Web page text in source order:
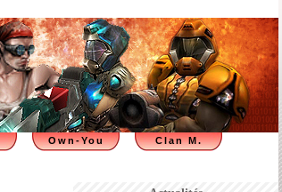
Clan M.
Own-You